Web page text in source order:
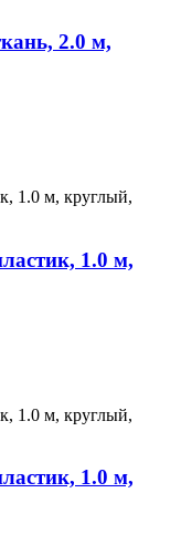
2.0 м,
1.0 м,
1.0 м,